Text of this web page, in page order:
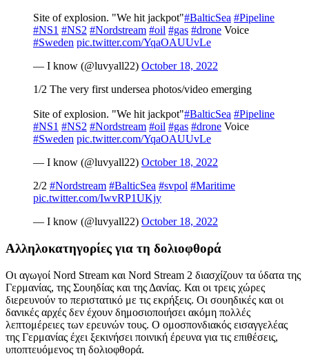
Site of explosion. "We hit jackpot"#BalticSea #Pipeline
#NS1 #NS2 #Nordstream #oil #gas #drone Voice
#Sweden pic.twitter.com/YqaOAUUvLe
— I know (@luvyall22) October 18, 2022
1/2 The very first undersea photos/video emerging
Site of explosion. "We hit jackpot"#BalticSea #Pipeline
#NS1 #NS2 #Nordstream #oil #gas #drone Voice
#Sweden pic.twitter.com/YqaOAUUvLe
— I know (@luvyall22) October 18, 2022
2/2 #Nordstream #BalticSea #svpol #Maritime
pic.twitter.com/IwvRP1UKjy
— I know (@luvyall22) October 18, 2022
Αλληλοκατηγορίες για τη δολιοφθορά
Οι αγωγοί Nord Stream και Nord Stream 2 διασχίζουν τα ύδατα της
Γερμανίας, της Σουηδίας και της Δανίας. Και οι τρεις χώρες
διερευνούν το περιστατικό με τις εκρήξεις. Οι σουηδικές και οι
δανικές αρχές δεν έχουν δημοσιοποιήσει ακόμη πολλές
λεπτομέρειες των ερευνών τους. Ο ομοσπονδιακός εισαγγελέας
της Γερμανίας έχει ξεκινήσει ποινική έρευνα για τις επιθέσεις,
υποπτευόμενος τη δολιοφθορά.